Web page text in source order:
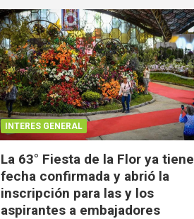
INTERES GENERAL
La 63° Fiesta de la Flor ya tiene
fecha confirmada y abrió la
inscripción para las y los
aspirantes a embajadores